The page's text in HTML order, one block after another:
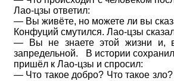
Лао-цзы ответил:
— Вы живёте, но можете ли вы
Конфуций смутился. Лао-цзы
— Вы не знаете этой жизни и,
запредельной. В истории
пришёл к Лао-цзы и спросил:
— Что такое добро? Что такое